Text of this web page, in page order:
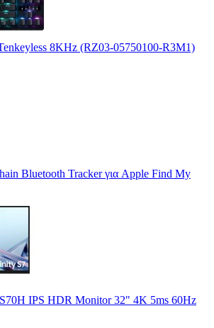
8KHz (RZ03-05750100-R3M1)
Bluetooth Tracker για Apple Find My
IPS HDR Monitor 32" 4K 5ms 60Hz